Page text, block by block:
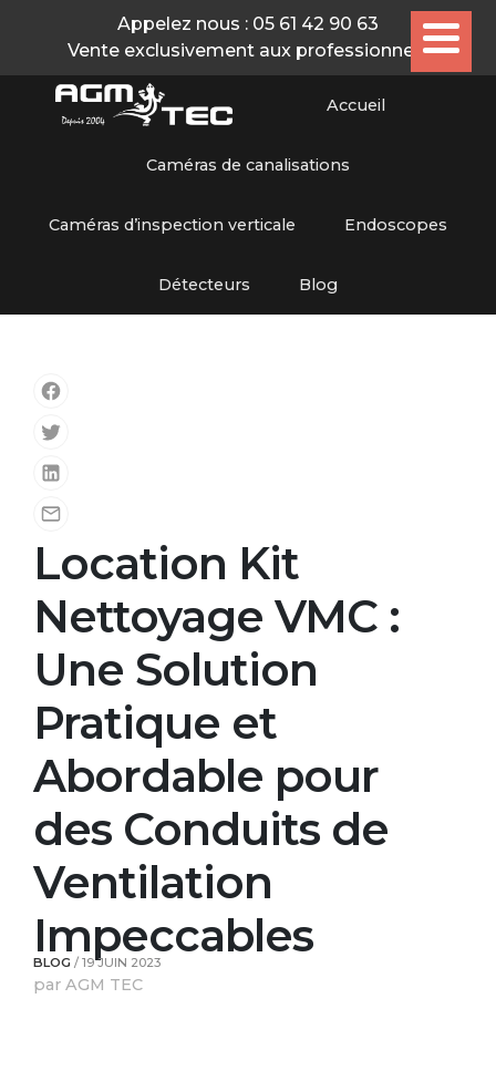
Appelez nous : 05 61 42 90 63
Vente exclusivement aux professionnels
Accueil
Caméras de canalisations
Caméras d’inspection verticale Endoscopes
Détecteurs Blog
Location Kit
Nettoyage VMC :
Une Solution
Pratique et
Abordable pour
des Conduits de
Ventilation
Impeccables
BLOG / 19 JUIN 2023
par AGM TEC